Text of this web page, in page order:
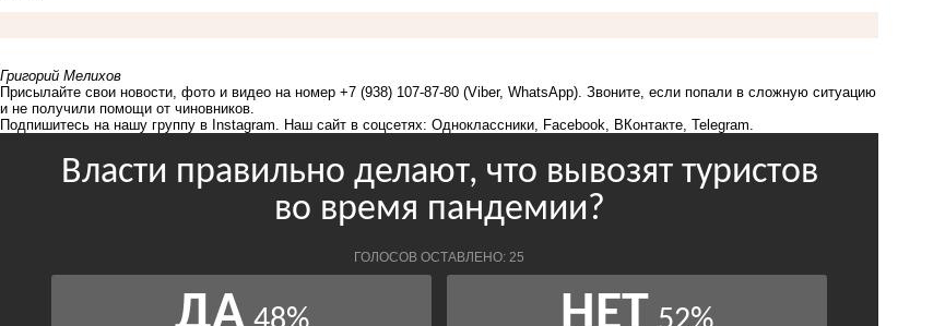
Григорий Мелихов
Присылайте свои новости, фото и видео на номер +7 (938) 107-87-80 (Viber, WhatsApp). Звоните, если попали в сложную ситуацию
и не получили помощи от чиновников.
Подпишитесь на нашу группу в Instagram . Наш сайт в соцсетях: Одноклассники Facebook ВКонтакте Telegram